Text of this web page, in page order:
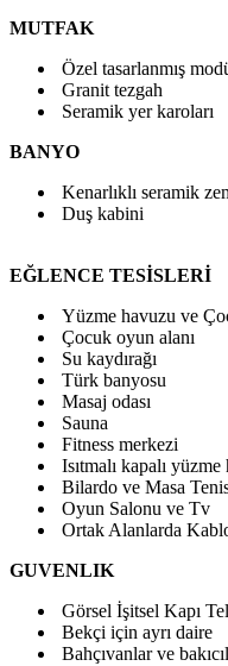
MUTFAK
Özel tasarlanmış
Granit tezgah
Seramik yer karoları
BANYO
Kenarlıklı seramik
Duş kabini
EĞLENCE TESİSLERİ
Yüzme havuzu ve
Çocuk oyun alanı
Su kaydırağı
Türk banyosu
Masaj odası
Sauna
Fitness merkezi
Isıtmalı kapalı yüzme
Bilardo ve Masa
Oyun Salonu ve Tv
Ortak Alanlarda
GUVENLIK
Görsel İşitsel Kapı
Bekçi için ayrı daire
Bahçıvanlar ve